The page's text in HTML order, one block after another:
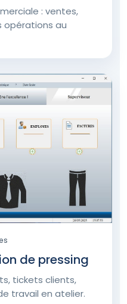
: ventes,
opérations au
de pressing
tickets clients,
travail en atelier.